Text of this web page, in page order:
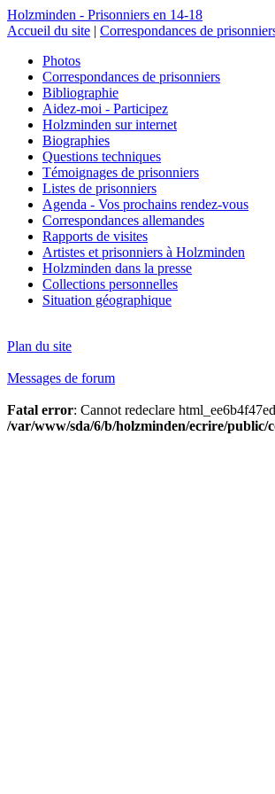
Holzminden - Prisonniers en 14-18
Accueil du site | Correspondances de
Photos
Correspondances de prisonniers
Bibliographie
Aidez-moi - Participez
Holzminden sur internet
Biographies
Questions techniques
Témoignages de prisonniers
Listes de prisonniers
Agenda - Vos prochains rendez-vous
Correspondances allemandes
Rapports de visites
Artistes et prisonniers à Holzminden
Holzminden dans la presse
Collections personnelles
Situation géographique
Plan du site
Messages de forum
Fatal error: Cannot redeclare
/var/www/sda/6/b/holzminden/ecrire/public/